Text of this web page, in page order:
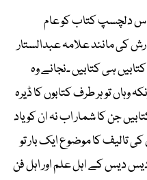
اس دلچسپ کتاب کو عام
کی مانند علامہ عبدالستار
ہی کتابیں ۔نجانے وہ
وہاں تو ہر طرف کتابوں کا ڈیرہ
جن کا شمار اب نہ ان کو یاد
کی تالیف کا موضوع ایک بار تو
دیس دیس کے اہل علم اور اہل فن